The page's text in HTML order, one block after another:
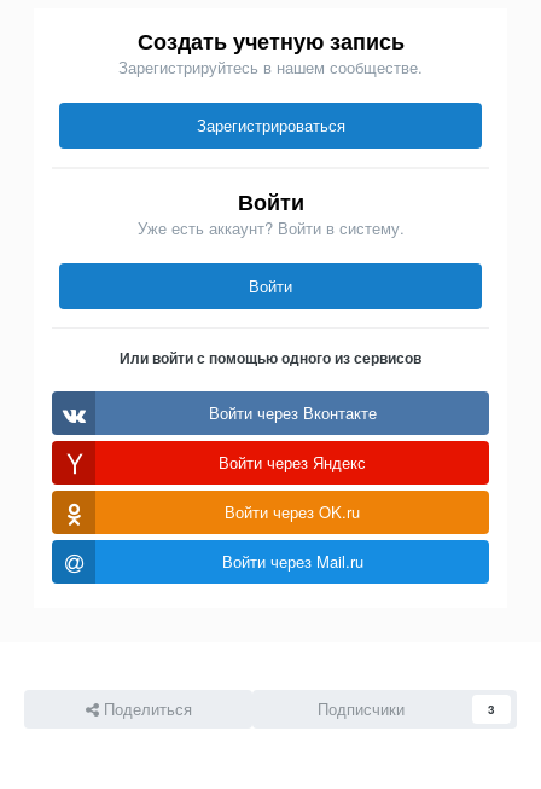
Создать учетную запись
Зарегистрируйтесь в нашем сообществе.
Зарегистрироваться
Войти
Уже есть аккаунт? Войти в систему.
Войти
Или войти с помощью одного из сервисов
Войти через Вконтакте
Войти через Яндекс
Войти через OK.ru
Войти через Mail.ru
Поделиться Подписчики 3